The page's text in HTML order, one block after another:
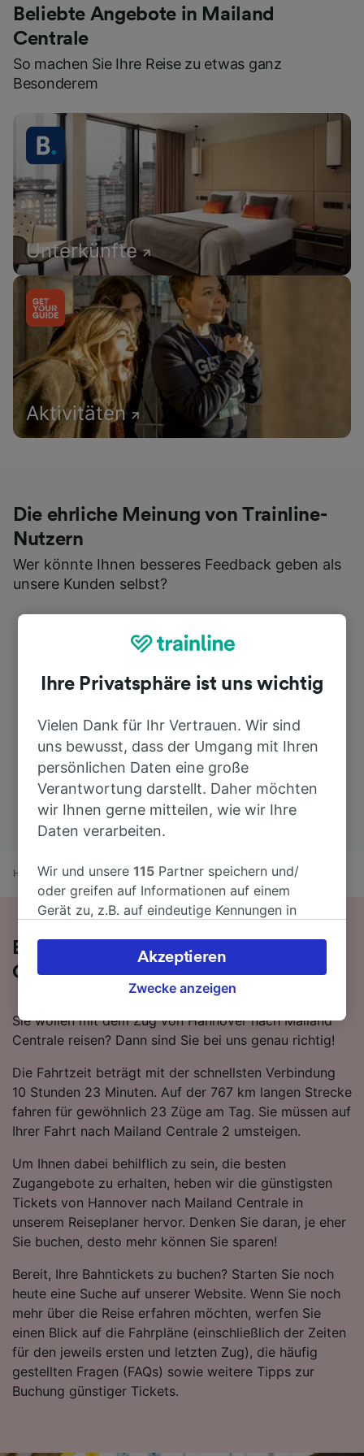
Beliebte Angebote in Mailand
Centrale
So machen Sie Ihre Reise zu etwas ganz
Besonderem
Unterkünfte
Aktivitäten
Die ehrliche Meinung von Trainline-
Nutzern
Wer könnte Ihnen besseres Feedback geben als
unsere Kunden selbst?
Home Bahnfahrplan Hannover nach Mailand Centrale
Bequem von Hannover nach Mailand
Centrale - nehmen Sie den Zug!
Sie wollen mit dem Zug von Hannover nach Mailand
Centrale reisen? Dann sind Sie bei uns genau richtig!
Die Fahrtzeit beträgt mit der schnellsten Verbindung
10 Stunden 23 Minuten. Auf der 767 km langen Strecke
fahren für gewöhnlich 23 Züge am Tag. Sie müssen auf
Ihrer Fahrt nach Mailand Centrale 2 umsteigen.
Um Ihnen dabei behilflich zu sein, die besten
Zugangebote zu erhalten, heben wir die günstigsten
Tickets von Hannover nach Mailand Centrale in
unserem Reiseplaner hervor. Denken Sie daran, je eher
Sie buchen, desto mehr können Sie sparen!
Bereit, Ihre Bahntickets zu buchen? Starten Sie noch
heute eine Suche auf unserer Website. Wenn Sie noch
mehr über die Reise erfahren möchten, werfen Sie
einen Blick auf die Fahrpläne (einschließlich der Zeiten
für den jeweils ersten und letzten Zug), die häufig
gestellten Fragen (FAQs) sowie weitere Tipps zur
Buchung günstiger Tickets.
Ihre Privatsphäre ist uns wichtig
Vielen Dank für Ihr Vertrauen. Wir sind
uns bewusst, dass der Umgang mit Ihren
persönlichen Daten eine große
Verantwortung darstellt. Daher möchten
wir Ihnen gerne mitteilen, wie wir Ihre
Daten verarbeiten.
Wir und unsere115 Partner speichern und/
oder greifen auf Informationen auf einem
Gerät zu, z.B. auf eindeutige Kennungen in
verarbeiten. Sie können Ihre Präferenzen
akzeptieren oder verwalten, einschließlich
Ihres Widerspruchsrechts bei berechtigtem
besuchen Sie jederzeit die Seite der
Datenschutzrichtlinie. Diese Präferenzen
werden unseren Partnern signalisiert und
haben keinen Einfluss auf Surfdaten. Ihre
Daten werden nicht für Tracking-Zwecke
verwendet, wenn Sie uns gebeten haben, Ihr
Wir und unsere Partner verarbeiten Daten, um
Folgendes bereitzustellen:
Verwendung genauer Standortdaten.
Endgeräteeigenschaften zur Identifikation
aktiv abfragen. Speichern von oder Zugriff auf
Personalisierte Werbung und Inhalte, Messung
von Werbeleistung und der Performance von
Inhalten, Zielgruppenforschung sowie
Entwicklung und Verbesserung von
Angeboten.
Liste der Partner (Lieferanten)
Zwecke anzeigen
Akzeptieren